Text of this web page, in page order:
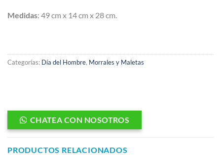
Medidas: 49 cm x 14 cm x 28 cm.
Categorías: Día del Hombre, Morrales y Maletas
CHATEA CON NOSOTROS
PRODUCTOS RELACIONADOS